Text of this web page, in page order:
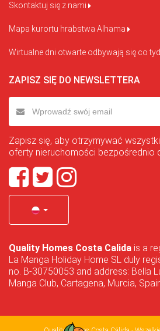
Skontaktuj się z nami
Mapa kurortu hrabstwa Alhama
Wirtualne dni otwarte odbywają się co
ZAPISZ SIĘ DO NEWSLETTERA
Zapisz się, aby otrzymywać
oferty nieruchomości bezpośrednio
Quality Homes Costa Calida is a
La Manga Holiday Home SL duly
no. B-30750053 and address: Bella
Manga Club, Cartagena, Murcia,